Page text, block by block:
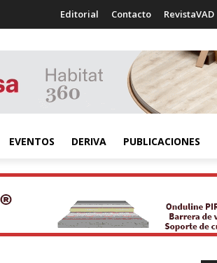
Editorial Contacto RevistaVAD
EVENTOS DERIVA PUBLICACIONES